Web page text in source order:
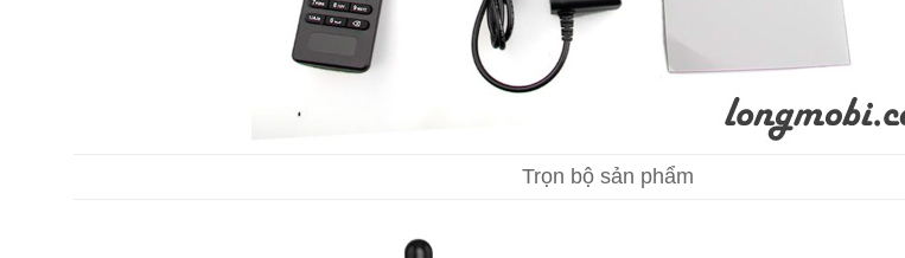
Trọn bộ sản phẩm